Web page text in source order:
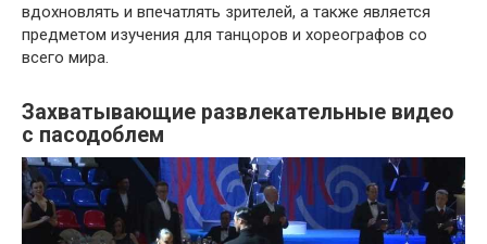
вдохновлять и впечатлять зрителей, а также является
предметом изучения для танцоров и хореографов со
всего мира.
Захватывающие развлекательные видео
с пасодоблем